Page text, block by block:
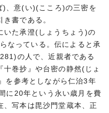
、意(い)(こころ)の三密を
書である。
いた承澄(しょうちょう)の
なっている。伝によると承
の人で、近親者である
巻抄』や台密の静然(じょ
を参考としながら仁治3年
に20年という永い歳月を費
、写本は毘沙門堂蔵本、正